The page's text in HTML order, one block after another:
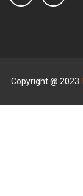
Copyright @ 2023